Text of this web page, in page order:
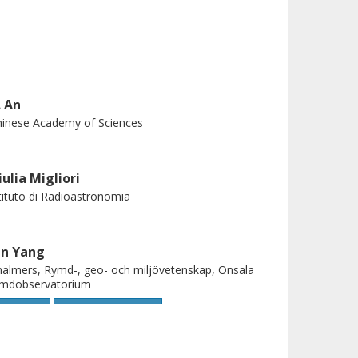
An
Academy of Sciences
Migliori
di Radioastronomia
Yang
Rymd-, geo- och miljövetenskap, Onsala